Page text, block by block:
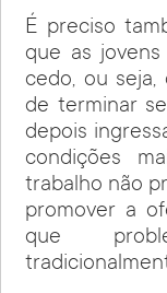
É preciso
que as
cedo, ou
de terminar
depois
condições
trabalho não
promover a
que